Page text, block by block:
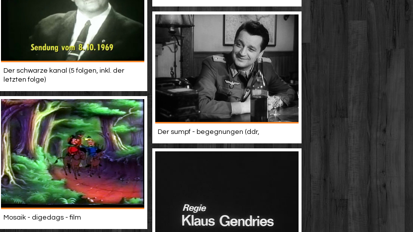
Der schwarze kanal (5 folgen, inkl. der
letzten folge)
Der sumpf - begegnungen (ddr,
Mosaik - digedags - film